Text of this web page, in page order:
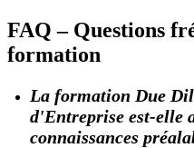
FAQ – Questions
formation
La formation Due
d'Entreprise est-elle
connaissances